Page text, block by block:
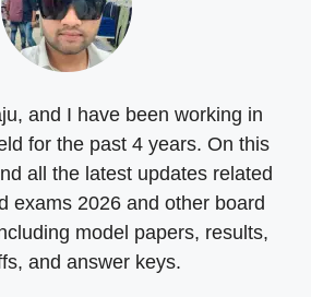
and I have been working in
for the past 4 years. On this
all the latest updates related
exams 2026 and other board
model papers, results,
and answer keys.